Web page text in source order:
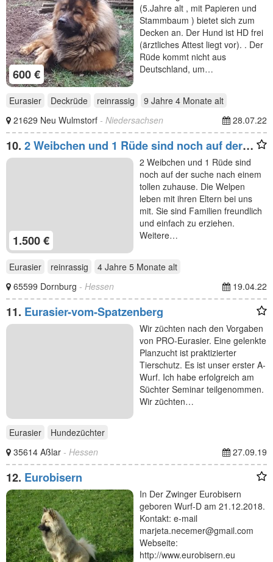
600 €
(5.Jahre alt , mit Papieren und
Stammbaum ) bietet sich zum
Decken an. Der Hund ist HD frei
(ärztliches Attest liegt vor). . Der
Rüde kommt nicht aus
Deutschland, um…
Eurasier Deckrüde reinrassig 9 Jahre 4 Monate alt
21629 Neu Wulmstorf - Niedersachsen 28.07.22
10. 2 Weibchen und 1 Rüde sind noch auf der
suche nach
1.500 €
2 Weibchen und 1 Rüde sind
noch auf der suche nach einem
tollen zuhause. Die Welpen
leben mit ihren Eltern bei uns
mit. Sie sind Familien freundlich
und einfach zu erziehen.
Weitere…
Eurasier reinrassig 4 Jahre 5 Monate alt
65599 Dornburg - Hessen 19.04.22
11. Eurasier-vom-Spatzenberg
Wir züchten nach den Vorgaben
von PRO-Eurasier. Eine gelenkte
Planzucht ist praktizierter
Tierschutz. Es ist unser erster A-
Wurf. Ich habe erfolgreich am
Süchter Seminar teilgenommen.
Wir züchten…
Eurasier
Hundezüchter
35614 Aßlar - Hessen 27.09.19
12. Eurobisern
In Der Zwinger Eurobisern
geboren Wurf-D am 21.12.2018.
Kontakt: e-mail
marjeta.necemer@gmail.com
Webseite:
http://www.eurobisern.eu